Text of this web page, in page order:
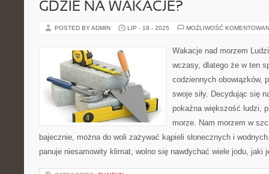
GDZIE NA WAKACJE?
POSTED BY ADMIN LIP - 19 - 2025 MOŻLIWOŚĆ
Wakacje nad morzem
wczasy, dlatego że w ten
codziennych obowiązków,
swoje siły. Decydując się
pokaźna większość ludzi,
morze. Nam morzem w
bajecznie, można do woli zażywać kąpieli słonecznych i
panuje niesamowity klimat, wolno się nawdychać wiele jodu,